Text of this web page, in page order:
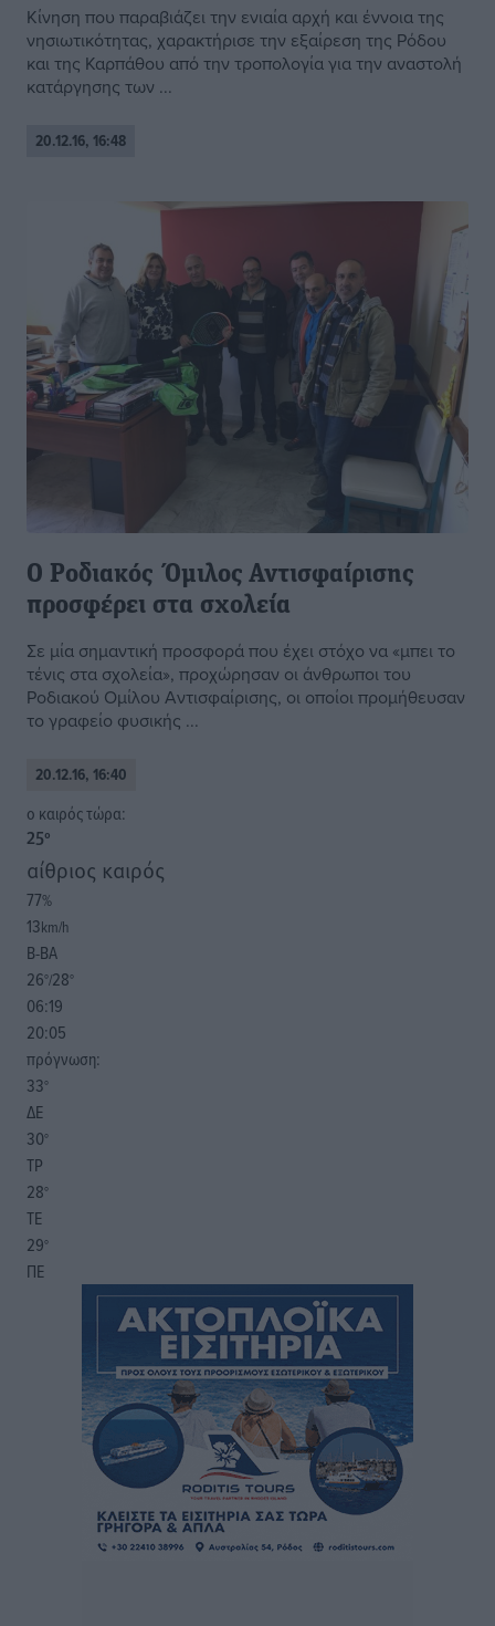
Κίνηση που παραβιάζει την ενιαία αρχή και έννοια της
νησιωτικότητας, χαρακτήρισε την εξαίρεση της Ρόδου
και της Καρπάθου από την τροπολογία για την αναστολή
κατάργησης των ...
20.12.16, 16:48
Ο Ροδιακός Όμιλος Αντισφαίρισης
προσφέρει στα σχολεία
Σε μία σημαντική προσφορά που έχει στόχο να «μπει το
τένις στα σχολεία», προχώρησαν οι άνθρωποι του
Ροδιακού Ομίλου Αντισφαίρισης, οι οποίοι προμήθευσαν
το γραφείο φυσικής ...
20.12.16, 16:40
o καιρός τώρα:
25°
αίθριος καιρός
77%
13km/h
Β-ΒΑ
26°/28°
06:19
20:05
πρόγνωση:
33°
ΔΕ
30°
ΤΡ
28°
ΤΕ
29°
ΠΕ